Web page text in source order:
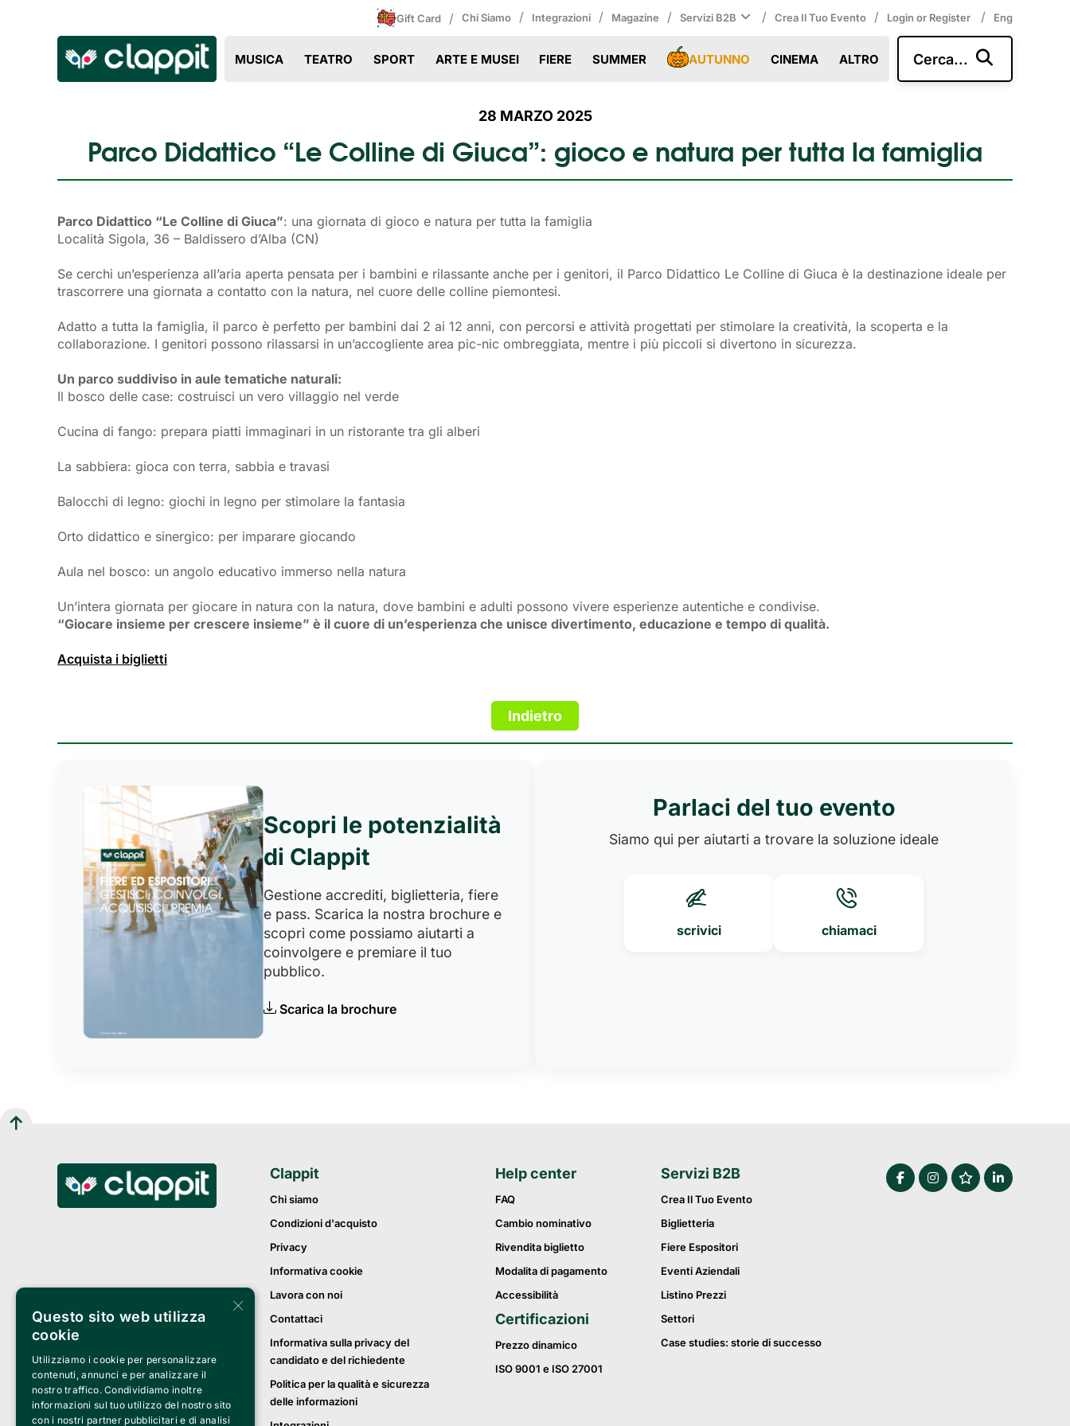
Gift Card / Chi Siamo / Integrazioni / Magazine / Servizi B2B / Crea Il Tuo Evento / Login or Register / Eng
MUSICA TEATRO SPORT ARTE E MUSEI FIERE SUMMER AUTUNNO CINEMA ALTRO Cerca...
28 MARZO 2025
Parco Didattico “Le Colline di Giuca”: gioco e natura per tutta la famiglia
Parco Didattico “Le Colline di Giuca”: una giornata di gioco e natura per tutta la famiglia
Località Sigola, 36 – Baldissero d’Alba (CN)
Se cerchi un’esperienza all’aria aperta pensata per i bambini e rilassante anche per i genitori, il Parco Didattico Le Colline di Giuca è la destinazione ideale per
trascorrere una giornata a contatto con la natura, nel cuore delle colline piemontesi.
Adatto a tutta la famiglia, il parco è perfetto per bambini dai 2 ai 12 anni, con percorsi e attività progettati per stimolare la creatività, la scoperta e la
collaborazione. I genitori possono rilassarsi in un’accogliente area pic-nic ombreggiata, mentre i più piccoli si divertono in sicurezza.
Un parco suddiviso in aule tematiche naturali:
Il bosco delle case: costruisci un vero villaggio nel verde
Cucina di fango: prepara piatti immaginari in un ristorante tra gli alberi
La sabbiera: gioca con terra, sabbia e travasi
Balocchi di legno: giochi in legno per stimolare la fantasia
Orto didattico e sinergico: per imparare giocando
Aula nel bosco: un angolo educativo immerso nella natura
Un’intera giornata per giocare in natura con la natura, dove bambini e adulti possono vivere esperienze autentiche e condivise.
“Giocare insieme per crescere insieme” è il cuore di un’esperienza che unisce divertimento, educazione e tempo di qualità.
Acquista i biglietti
Scopri le potenzialità
di Clappit
Gestione accrediti, biglietteria, fiere
e pass. Scarica la nostra brochure e
scopri come possiamo aiutarti a
coinvolgere e premiare il tuo
pubblico.
Scarica la brochure
Parlaci del tuo evento
Siamo qui per aiutarti a trovare la soluzione ideale
scrivici chiamaci
Clappit
Chi siamo
Condizioni d'acquisto
Privacy
Informativa cookie
Lavora con noi
Contattaci
Informativa sulla privacy del
candidato e del richiedente
Politica per la qualità e sicurezza
delle informazioni
Help center
FAQ
Cambio nominativo
Rivendita biglietto
Modalita di pagamento
Accessibilità
Certificazioni
Prezzo dinamico
ISO 9001 e ISO 27001
Servizi B2B
Crea Il Tuo Evento
Biglietteria
Fiere Espositori
Eventi Aziendali
Listino Prezzi
Settori
Case studies: storie di successo
×
Questo sito web utilizza
cookie
Utilizziamo i cookie per personalizzare
contenuti, annunci e per analizzare il
nostro traffico. Condividiamo inoltre
informazioni sul tuo utilizzo del nostro sito
con i nostri partner pubblicitari e di analisi